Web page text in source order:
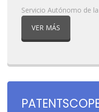
Servicio Autónomo de
VER MÁS